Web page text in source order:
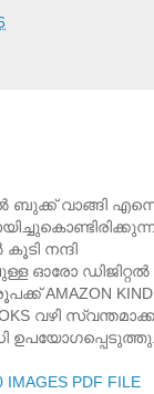
ബുക്ക് വാങ്ങി
നന്ദി
ഓരോ ഡിജിറ്റൽ
AMAZON
വഴി
ഉപയോഗപ്പെടുത്തു.
IMAGES PDF FILE